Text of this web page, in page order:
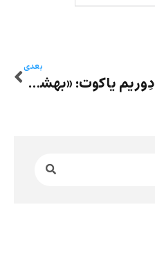
بعدی
دِوریم یاکوت: «بهشت اجباری» به ترجمه نفیسه لاله